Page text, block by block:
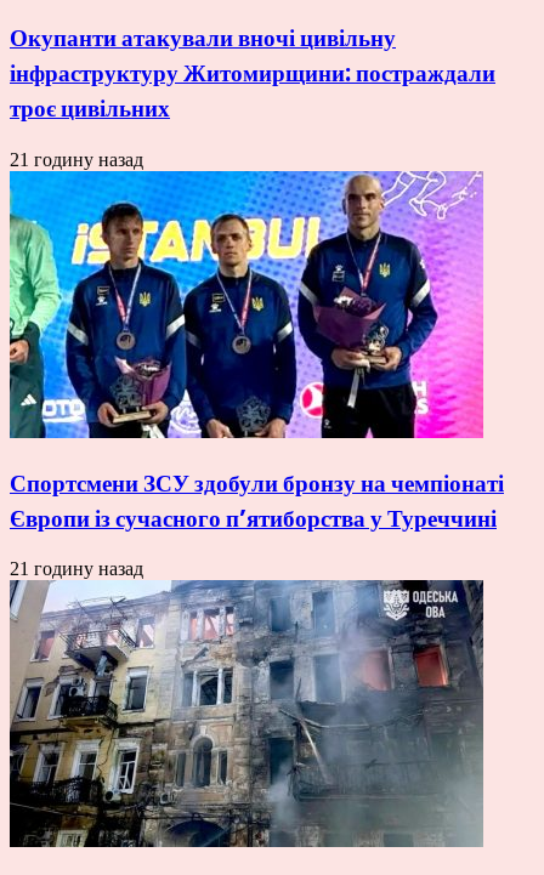
Окупанти атакували вночі цивільну
інфраструктуру Житомирщини: постраждали
троє цивільних
21 годину назад
Спортсмени ЗСУ здобули бронзу на чемпіонаті
Європи із сучасного п’ятиборства у Туреччині
21 годину назад